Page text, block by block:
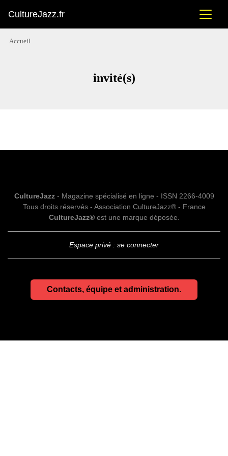
CultureJazz.fr
Accueil
invité(s)
CultureJazz- Magazine spécialisé en ligne - ISSN 2266-4009
Tous droits réservés - Association CultureJazz® - France
CultureJazz®est une marque déposée.
Espace privé : se connecter
Contacts, équipe et administration.